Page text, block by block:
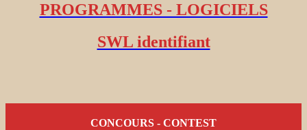
PROGRAMMES - LOGICIELS
SWL identifiant
CONCOURS - CONTEST